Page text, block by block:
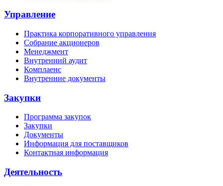
Управление
Практика корпоративного управления
Собрание акционеров
Менеджмент
Внутренний аудит
Комплаенс
Внутренние документы
Закупки
Программа закупок
Закупки
Документы
Информация для поставщиков
Контактная информация
Деятельность